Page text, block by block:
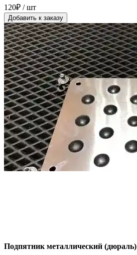
120₽ / шт
Добавить к заказу
Подпятник металлический (дюраль)